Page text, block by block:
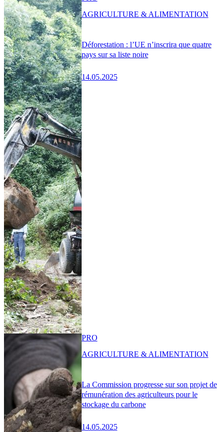
Déforestation : l’UE n’inscrira que quatre
pays sur sa liste noire
14.05.2025
AGRICULTURE & ALIMENTATION
La Commission progresse sur son projet de
rémunération des agriculteurs pour le
stockage du carbone
14.05.2025
PRO
AGRICULTURE & ALIMENTATION